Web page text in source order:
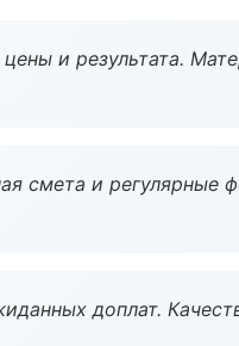
и результата.
смета и
доплат.